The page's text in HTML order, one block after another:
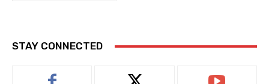
STAY CONNECTED